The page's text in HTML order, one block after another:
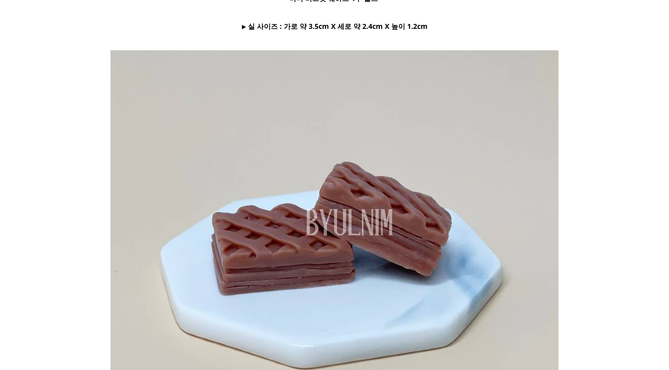
▶ 실 사이즈 : 가로 약 3.5cm X 세로 약 2.4cm X 높이 1.2cm